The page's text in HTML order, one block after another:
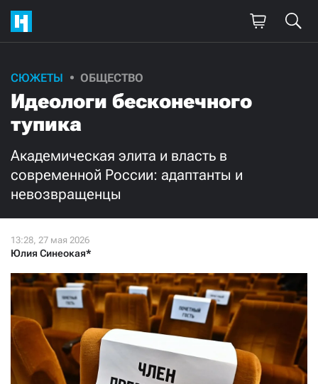
СЮЖЕТЫ ОБЩЕСТВО
Идеологи бесконечного
тупика
Академическая элита и власть в
современной России: адаптанты и
невозвращенцы
Юлия Синеокая*
Поддержите
нашу работу!
Ежемесячно
3000 1000
Нажимая кнопку «Стать соучастником»,
я принимаю условия и подтверждаю свое гражданство РФ
СТАТЬ СОУЧАСТНИКОМ
ПОДЕЛИТЬСЯ С ДРУЗЬЯМИ
Если у вас есть вопросы, пишите donate@novayagazeta.ruили
звоните: